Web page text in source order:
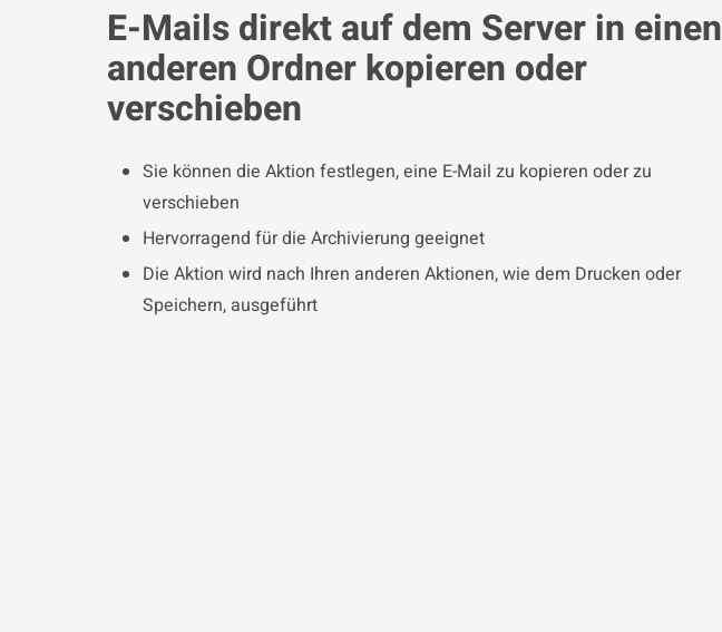
E-Mails direkt auf dem Server in einen
anderen Ordner kopieren oder
verschieben
Sie können die Aktion festlegen, eine E-Mail zu kopieren oder zu
verschieben
Hervorragend für die Archivierung geeignet
Die Aktion wird nach Ihren anderen Aktionen, wie dem Drucken oder
Speichern, ausgeführt